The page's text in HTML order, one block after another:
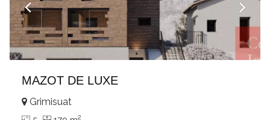
MAZOT DE LUXE
Grimisuat
2